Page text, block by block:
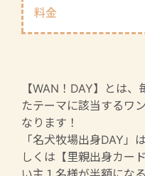
料金
【WAN！DAY】とは
たテーマに該当するワ
なります！
「名犬牧場出身DAY」
しくは【里親出身カー